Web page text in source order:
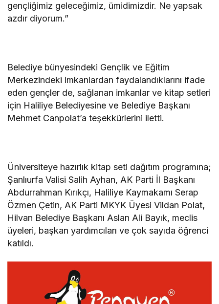
gençliğimiz geleceğimiz, ümidimizdir. Ne yapsak
azdır diyorum.”
Belediye bünyesindeki Gençlik ve Eğitim
Merkezindeki imkanlardan faydalandıklarını ifade
eden gençler de, sağlanan imkanlar ve kitap setleri
için Haliliye Belediyesine ve Belediye Başkanı
Mehmet Canpolat’a teşekkürlerini iletti.
Üniversiteye hazırlık kitap seti dağıtım programına;
Şanlıurfa Valisi Salih Ayhan, AK Parti İl Başkanı
Abdurrahman Kırıkçı, Haliliye Kaymakamı Serap
Özmen Çetin, AK Parti MKYK Üyesi Vildan Polat,
Hilvan Belediye Başkanı Aslan Ali Bayık, meclis
üyeleri, başkan yardımcıları ve çok sayıda öğrenci
katıldı.